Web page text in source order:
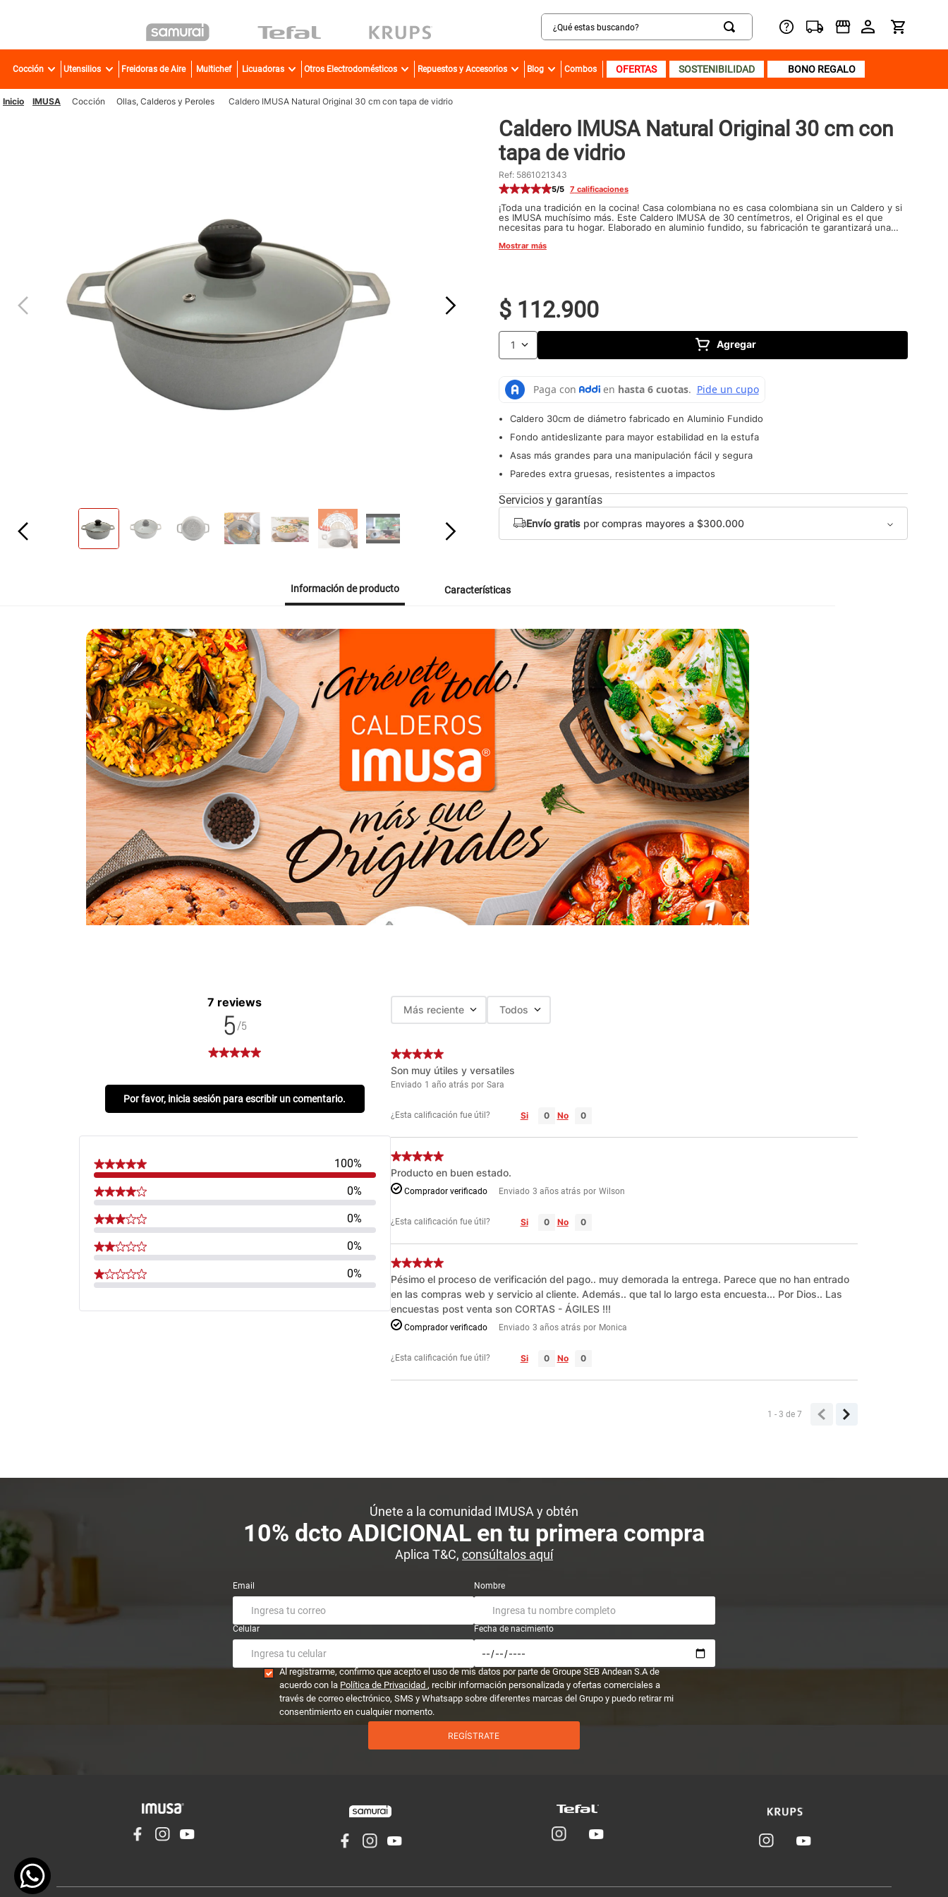
¿Qué estas buscando?
Cocción Utensilios Freidoras de Aire Multichef Licuadoras Otros Electrodomésticos Repuestos y Accesorios Blog Combos OFERTAS SOSTENIBILIDAD BONO REGALO
IMUSA Cocción Ollas, Calderos y Peroles Caldero IMUSA Natural Original 30 cm con tapa de vidrio
Caldero IMUSA Natural Original 30 cm con
tapa de vidrio
Ref: 5861021343
5/5 7 calificaciones
¡Toda una tradición en la cocina! Casa colombiana no es casa colombiana sin un Caldero y si
es IMUSA muchísimo más. Este Caldero IMUSA de 30 centímetros, el Original es el que
necesitas para tu hogar. Elaborado en aluminio fundido, su fabricación te garantizará una
rato. ¡Se va directo a tu hogar!
Mostrar más
$ 112.900
1 Agregar
Caldero 30cm de diámetro fabricado en Aluminio Fundido
Fondo antideslizante para mayor estabilidad en la estufa
Asas más grandes para una manipulación fácil y segura
Paredes extra gruesas, resistentes a impactos
Servicios y garantías
Envío gratispor compras mayores a $300.000
Información de producto Características
7 reviews
5/5
Por favor, inicia sesión para escribir un comentario.
100%
0%
0%
0%
0%
Más reciente Todos
Son muy útiles y versatiles
Enviado 1 año atrás por Sara
¿Esta calificación fue útil? Si No
Producto en buen estado.
Comprador verificado Enviado 3 años atrás por Wilson
¿Esta calificación fue útil? Si No
Pésimo el proceso de verificación del pago.. muy demorada la entrega. Parece que no han entrado
en las compras web y servicio al cliente. Además.. que tal lo largo esta encuesta... Por Dios.. Las
encuestas post venta son CORTAS - ÁGILES !!!
Comprador verificado Enviado 3 años atrás por Monica
¿Esta calificación fue útil? Si No
1 - 3de 7
Únete a la comunidad IMUSA y obtén
10% dcto ADICIONAL en tu primera compra
Aplica T&C, consúltalos aquí
Email Nombre
Celular Fecha de nacimiento
Al registrarme, confirmo que acepto el uso de mis datos por parte de Groupe SEB Andean S.A de
acuerdo con la Política de Privacidad, recibir información personalizada y ofertas comerciales a
través de correo electrónico, SMS y Whatsapp sobre diferentes marcas del Grupo y puedo retirar mi
consentimiento en cualquier momento.
REGÍSTRATE
1
sartenes
2.
bateria
8.
acero inoxidable